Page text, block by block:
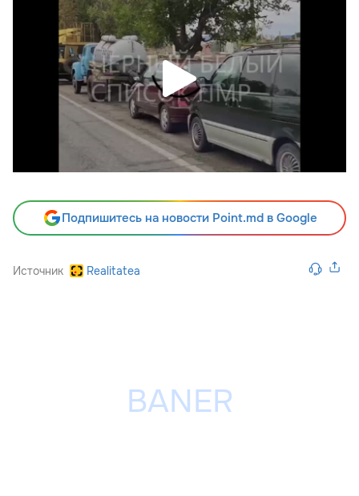
Подпишитесь на новости Point.md в Google
Источник Realitatea